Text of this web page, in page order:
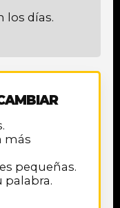
los días.
más
pequeñas.
palabra.